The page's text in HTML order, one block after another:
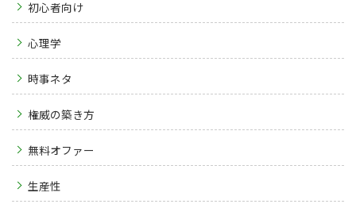
初心者向け
心理学
時事ネタ
権威の築き方
無料オファー
生産性